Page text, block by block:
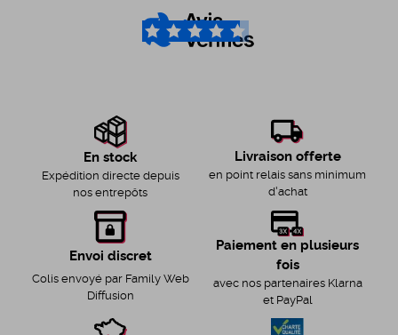
4.6/5
En stock
Expédition directe depuis
nos entrepôts
Livraison offerte
en point relais sans minimum
d'achat
Envoi discret
Colis envoyé par Family Web
Diffusion
Paiement en plusieurs
fois
avec nos partenaires Klarna
et PayPal